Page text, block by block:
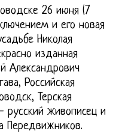
26 июня (7
и его новая
Николая
изданная
Александрович
Российская
Терская
русский живописец и
Передвижников.